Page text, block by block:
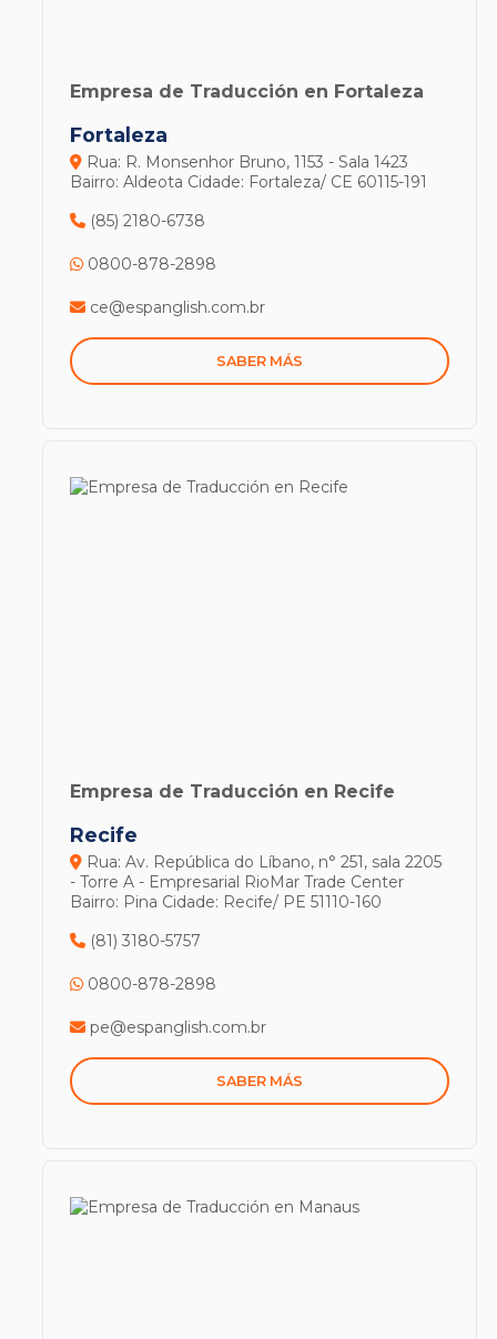
Empresa de Traducción en Fortaleza
Fortaleza
Rua: R. Monsenhor Bruno, 1153 - Sala 1423
Bairro: Aldeota Cidade: Fortaleza/ CE 60115-191
(85) 2180-6738
0800-878-2898
ce@espanglish.com.br
SABER MÁS
Empresa de Traducción en Recife
Recife
Rua: Av. República do Líbano, n° 251, sala 2205
- Torre A - Empresarial RioMar Trade Center
Bairro: Pina Cidade: Recife/ PE 51110-160
(81) 3180-5757
0800-878-2898
pe@espanglish.com.br
SABER MÁS